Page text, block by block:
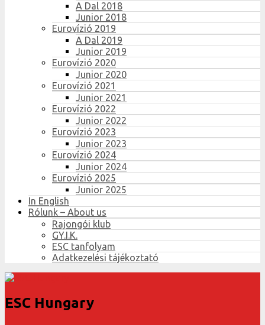
A Dal 2018
Junior 2018
Eurovízió 2019
A Dal 2019
Junior 2019
Eurovízió 2020
Junior 2020
Eurovízió 2021
Junior 2021
Eurovízió 2022
Junior 2022
Eurovízió 2023
Junior 2023
Eurovízió 2024
Junior 2024
Eurovízió 2025
Junior 2025
In English
Rólunk – About us
Rajongói klub
GY.I.K.
ESC tanfolyam
Adatkezelési tájékoztató
ESC Hungary